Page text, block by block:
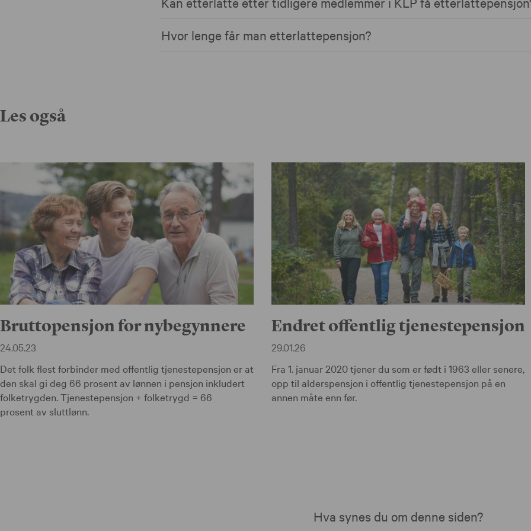
Hvor lenge får man etterlattepensjon?
Les også
Bruttopensjon for nybegynnere
24.05.23
Det folk flest forbinder med offentlig tjenestepensjon er at
den skal gi deg 66 prosent av lønnen i pensjon inkludert
folketrygden. Tjenestepensjon + folketrygd = 66
prosent av sluttlønn.
Endret offentlig tjenestepensjon
29.01.26
Fra 1. januar 2020 tjener du som er født i 1963 eller senere,
opp til alderspensjon i offentlig tjenestepensjon på en
annen måte enn før.
Hva synes du om denne siden?